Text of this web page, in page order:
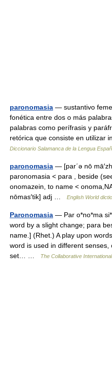
paronomasia — sustantivo
fonética entre dos o más
palabras como perífrasis y
retórica que consiste en utilizar
Diccionario Salamanca de la Lengua
paronomasia — [par΄ə nō
paronomasia < para , beside
onomazein, to name <
nōmas′tik] adj …
English World
Paronomasia — Par o*no*ma
word by a slight change; para
name.] (Rhet.) A play upon
word is used in different
set… …
The Collaborative